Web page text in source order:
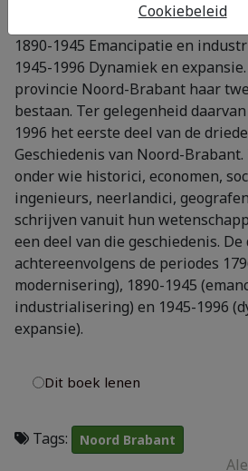
Deel 1: 1796-1890 Traditie en
1890-1945 Emancipatie en
1945-1996 Dynamiek en
provincie Noord-Brabant haar
bestaan. Ter gelegenheid
1996 het eerste deel van de
Geschiedenis van Noord-
onder wie historici, economen,
ingenieurs, neerlandici,
schrijven vanuit hun
een deel van die geschiedenis.
achtereenvolgens de periodes
modernisering), 1890-1945
industrialisering) en 1945-1996
expansie).
Dit boek lenen
Tags: Noord Brabant
Cookiebeleid